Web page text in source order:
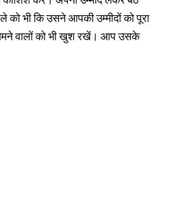
को भी कि उसने आपकी उम्मीदों को पूरा
वालों को भी खुश रखें। आप उसके